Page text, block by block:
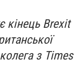
кінець Brexit
з Times